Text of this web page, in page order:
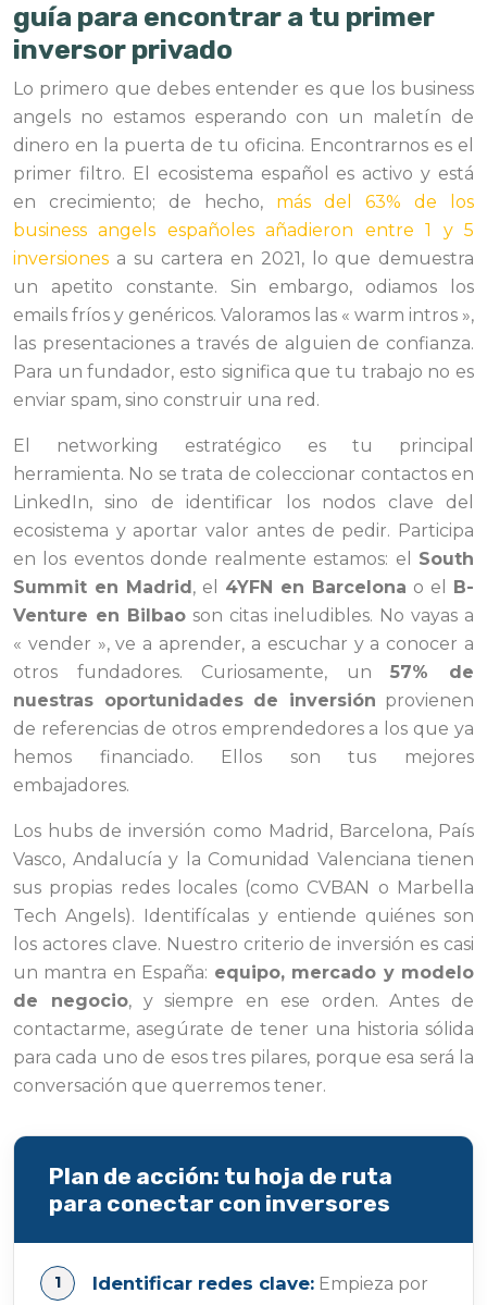
guía para encontrar a tu primer
inversor privado
Lo primero que debes entender es que los business
angels no estamos esperando con un maletín de
dinero en la puerta de tu oficina. Encontrarnos es el
primer filtro. El ecosistema español es activo y está
en crecimiento; de hecho, más del 63% de los
business angels españoles añadieron entre 1 y 5
inversiones a su cartera en 2021, lo que demuestra
un apetito constante. Sin embargo, odiamos los
emails fríos y genéricos. Valoramos las « warm intros »,
las presentaciones a través de alguien de confianza.
Para un fundador, esto significa que tu trabajo no es
enviar spam, sino construir una red.
El networking estratégico es tu principal
herramienta. No se trata de coleccionar contactos en
LinkedIn, sino de identificar los nodos clave del
ecosistema y aportar valor antes de pedir. Participa
en los eventos donde realmente estamos: el South
Summit en Madrid, el 4YFN en Barcelona o el B-
Venture en Bilbao son citas ineludibles. No vayas a
« vender », ve a aprender, a escuchar y a conocer a
otros fundadores. Curiosamente, un57% de
nuestras oportunidades de inversión provienen
de referencias de otros emprendedores a los que ya
hemos financiado. Ellos son tus mejores
embajadores.
Los hubs de inversión como Madrid, Barcelona, País
Vasco, Andalucía y la Comunidad Valenciana tienen
sus propias redes locales (como CVBAN o Marbella
Tech Angels). Identifícalas y entiende quiénes son
los actores clave. Nuestro criterio de inversión es casi
un mantra en España: equipo, mercado y modelo
de negocio, y siempre en ese orden. Antes de
contactarme, asegúrate de tener una historia sólida
para cada uno de esos tres pilares, porque esa será la
conversación que querremos tener.
Plan de acción: tu hoja de ruta
para conectar con inversores
Identificar redes clave: Empieza por